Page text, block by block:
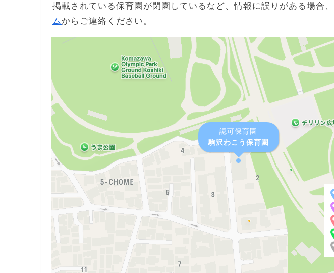
掲載されている保育園が閉園しているなど、情報に誤りがある場合、
ム からご連絡ください。
認可保育園
駒沢わこう保育園